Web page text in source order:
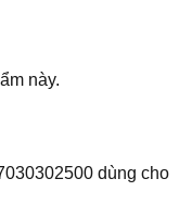
này.
dùng cho